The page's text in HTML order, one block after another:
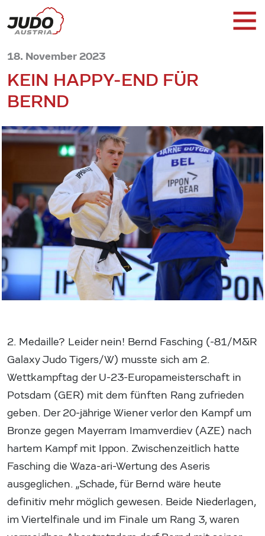
18. November 2023
KEIN HAPPY-END FÜR
BERND
2. Medaille? Leider nein! Bernd Fasching (-81/M&R
Galaxy Judo Tigers/W) musste sich am 2.
Wettkampftag der U-23-Europameisterschaft in
Potsdam (GER) mit dem fünften Rang zufrieden
geben. Der 20-jährige Wiener verlor den Kampf um
Bronze gegen Mayerram Imamverdiev (AZE) nach
hartem Kampf mit Ippon. Zwischenzeitlich hatte
Fasching die Waza-ari-Wertung des Aseris
ausgeglichen. „Schade, für Bernd wäre heute
definitiv mehr möglich gewesen. Beide Niederlagen,
im Viertelfinale und im Finale um Rang 3, waren